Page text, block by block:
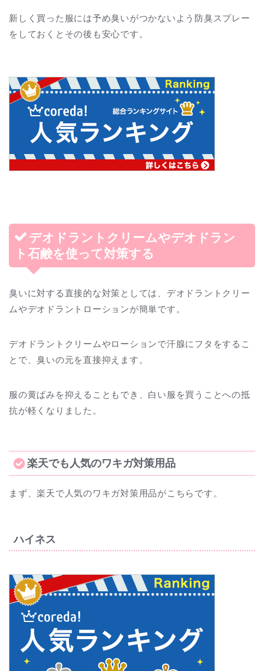
新しく買った服には予め臭いがつかないよう防臭スプレー
をしておくとその後も安心です。
デオドラントクリームやデオドラン
ト石鹸を使って対策する
臭いに対する直接的な対策としては、デオドラントクリー
ムやデオドラントローションが簡単です。
デオドラントクリームやローションで汗腺にフタをするこ
とで、臭いの元を直接抑えます。
服の黄ばみを抑えることもでき、白い服を買うことへの抵
抗が軽くなりました。
楽天でも人気のワキガ対策用品
まず、楽天で人気のワキガ対策用品がこちらです。
ハイネス